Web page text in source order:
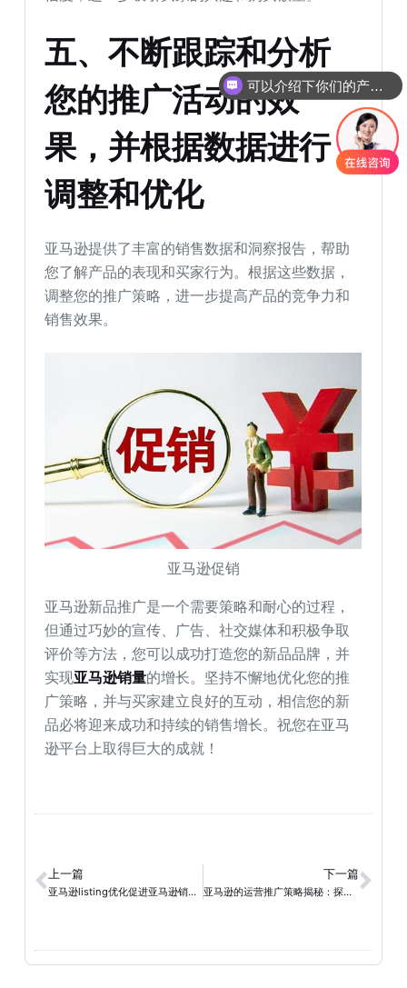
五、不断跟踪和分析
您的推广活动的效
果，并根据数据进行
调整和优化
亚马逊提供了丰富的销售数据和洞察报告，帮助
您了解产品的表现和买家行为。根据这些数据，
调整您的推广策略，进一步提高产品的竞争力和
销售效果。
亚马逊促销
亚马逊新品推广是一个需要策略和耐心的过程，
但通过巧妙的宣传、广告、社交媒体和积极争取
评价等方法，您可以成功打造您的新品品牌，并
实现亚马逊销量的增长。坚持不懈地优化您的推
广策略，并与买家建立良好的互动，相信您的新
品必将迎来成功和持续的销售增长。祝您在亚马
逊平台上取得巨大的成就！
上一篇
亚马逊listing优化促进亚马逊销量增长
下一篇
亚马逊的运营推广策略揭秘：探索电商巨头如何实现全球霸主地位
可以介绍下你们的产品么